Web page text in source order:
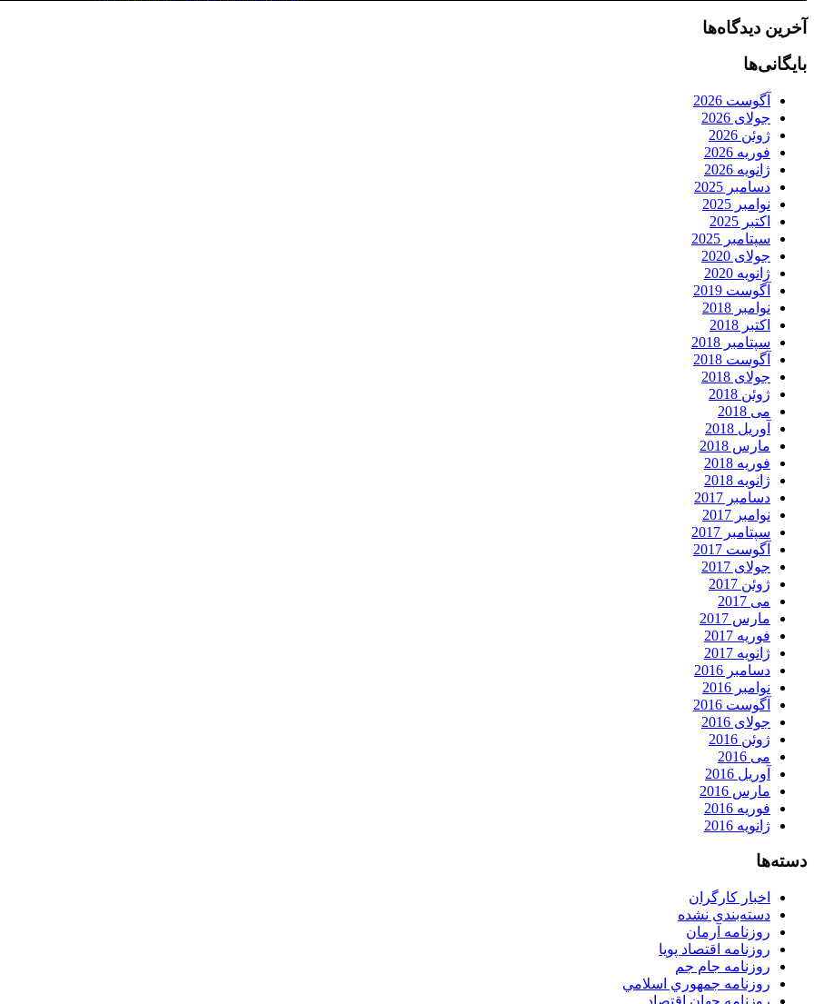
آخرین دیدگاه‌ها
بایگانی‌ها
آگوست 2026
جولای 2026
ژوئن 2026
فوریه 2026
ژانویه 2026
دسامبر 2025
نوامبر 2025
اکتبر 2025
سپتامبر 2025
جولای 2020
ژانویه 2020
آگوست 2019
نوامبر 2018
اکتبر 2018
سپتامبر 2018
آگوست 2018
جولای 2018
ژوئن 2018
می 2018
آوریل 2018
مارس 2018
فوریه 2018
ژانویه 2018
دسامبر 2017
نوامبر 2017
سپتامبر 2017
آگوست 2017
جولای 2017
ژوئن 2017
می 2017
مارس 2017
فوریه 2017
ژانویه 2017
دسامبر 2016
نوامبر 2016
آگوست 2016
جولای 2016
ژوئن 2016
می 2016
آوریل 2016
مارس 2016
فوریه 2016
ژانویه 2016
دسته‌ها
اخبار کارگران
دسته‌بندی نشده
روزنامه آرمان
روزنامه اقتصاد پویا
روزنامه جام جم
روزنامه جمهوري اسلامي
روزنامه جهان اقتصاد